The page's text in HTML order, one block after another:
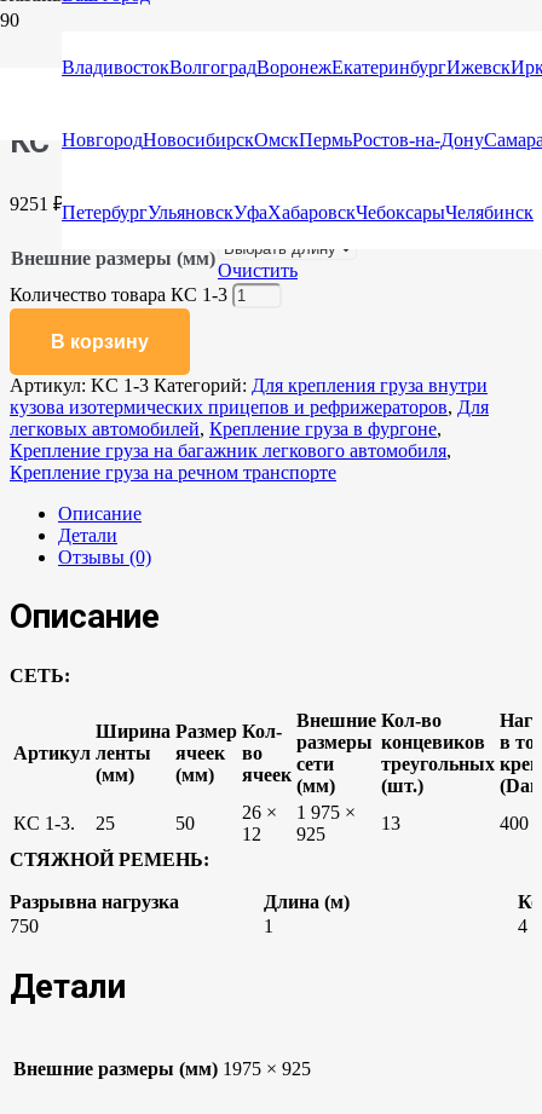
ВладивостокВолгоградВоронежЕкатеринбургИжевск
НовгородНовосибирскОмскПермьРостов-на-Дону
ПетербургУльяновскУфаХабаровскЧебоксарыЧелябинск
Главная/Каталог/Сети для защиты груза и крепления
КС 1-3
9251 ₽
Внешние размеры (мм)
Очистить
Количество товара КС 1-3
В корзину
Артикул: KC 1-3 Категорий: Для крепления груза внутри
кузова изотермических прицепов и рефрижераторов, Для
легковых автомобилей, Крепление груза в фургоне,
Крепление груза на багажник легкового автомобиля,
Крепление груза на речном транспорте
Описание
Детали
Отзывы (0)
Описание
СЕТЬ:
Артикул
Ширина
ленты
(мм)
Размер
ячеек
(мм)
Кол-
во
ячеек
Внешние
размеры
сети
(мм)
Кол-во
концевиков
треугольных
(шт.)
в
КС 1-3.
25 50
26 ×
12
1 975 ×
925
13
400
СТЯЖНОЙ РЕМЕНЬ:
Разрывна нагрузка Длина (м)
750
1 4
Детали
Внешние размеры (мм) 1975 × 925